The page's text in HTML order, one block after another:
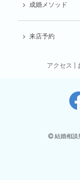
成婚メソッド
来店予約
アクセス
結婚相談